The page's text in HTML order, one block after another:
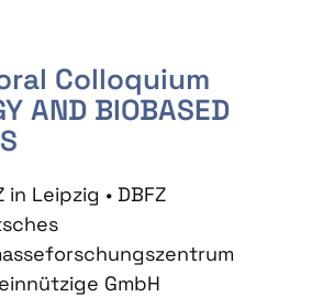
Colloquium
AND BIOBASED
in Leipzig • DBFZ
GmbH